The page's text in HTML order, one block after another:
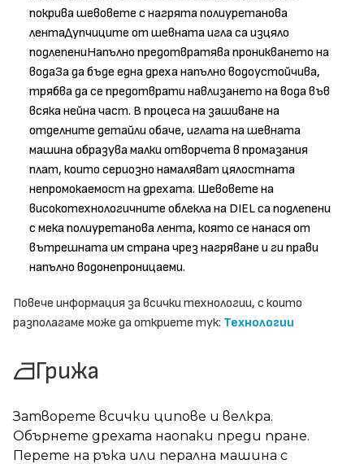
покрива шевовете с нагрята полиуретанова
лентаДупчиците от шевната игла са изцяло
подлепениНапълно предотвратява проникването на
водаЗа да бъде една дреха напълно водоустойчива,
трябва да се предотврати навлизането на вода във
всяка нейна част. В процеса на зашиване на
отделните детайли обаче, иглата на шевната
машина образува малки отворчета в промазания
плат, които сериозно намаляват цялостната
непромокаемост на дрехата. Шевовете на
високотехнологичните облекла на DIEL са подлепени
с мека полиуретанова лента, която се нанася от
вътрешната им страна чрез нагряване и ги прави
напълно водонепроницаеми.
Повече информация за всички технологии, с които
разполагаме може да откриете тук: Технологии
Грижа
Затворете всички ципове и велкра.
Обърнете дрехата наопаки преди пране.
Перете на ръка или перална машина с